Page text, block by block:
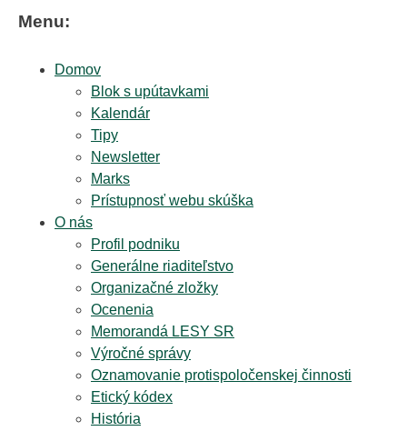
Menu:
Domov
Blok s upútavkami
Kalendár
Tipy
Newsletter
Marks
Prístupnosť webu skúška
O nás
Profil podniku
Generálne riaditeľstvo
Organizačné zložky
Ocenenia
Memorandá LESY SR
Výročné správy
Oznamovanie protispoločenskej činnosti
Etický kódex
História